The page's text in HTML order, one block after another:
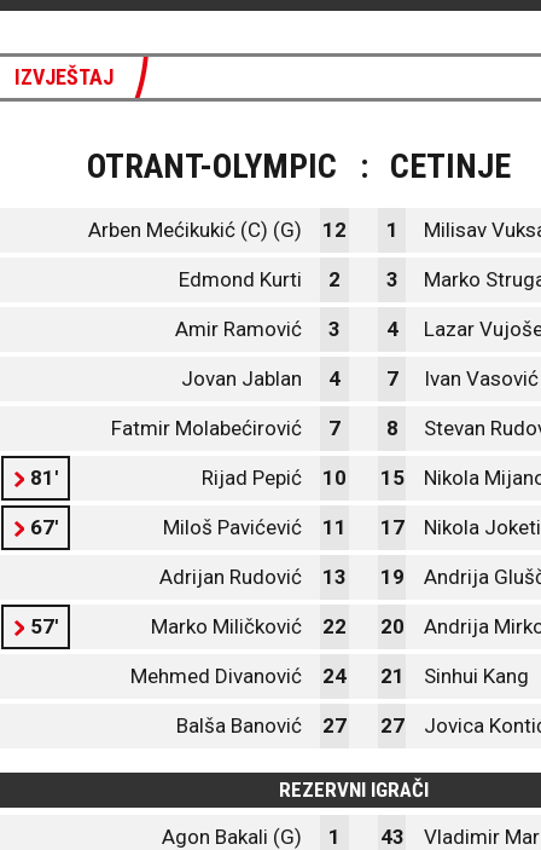
IZVJEŠTAJ
OTRANT-OLYMPIC : CETINJE
Arben Mećikukić (C) (G) 12 1 Milisav
Edmond Kurti 2 3 Marko
Amir Ramović 3 4 Lazar
Jovan Jablan 4 7 Ivan Vasović
Fatmir Molabećirović 7 8 Stevan
81' Rijad Pepić 10 15 Nikola
67' Miloš Pavićević 11 17 Nikola
Adrijan Rudović 13 19 Andrija
57' Marko Miličković 22 20 Andrija
Mehmed Divanović 24 21 Sinhui Kang
Balša Banović 27 27 Jovica
REZERVNI IGRAČI
Agon Bakali (G)
1 43 Vladimir